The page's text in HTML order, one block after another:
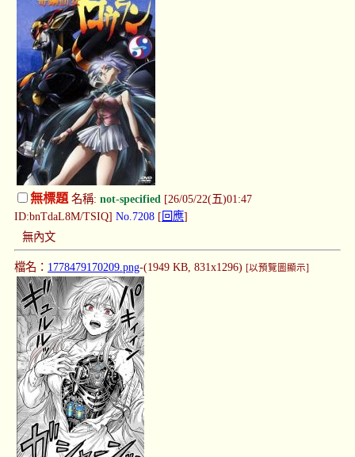
無標題名稱: not-specified [26/05/22(五)01:47
ID:bnTdaL8M/TSIQ] No.7208 [ 回應]
無內文
檔名： 1778479170209.png-(1949 KB, 831x1296) [以預覽圖顯示]